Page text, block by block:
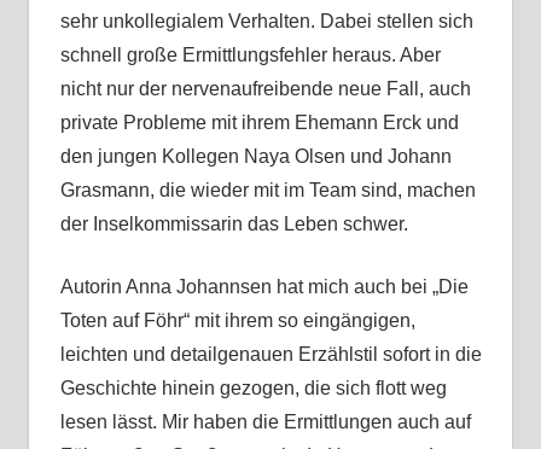
sehr unkollegialem Verhalten. Dabei stellen sich
schnell große Ermittlungsfehler heraus. Aber
nicht nur der nervenaufreibende neue Fall, auch
private Probleme mit ihrem Ehemann Erck und
den jungen Kollegen Naya Olsen und Johann
Grasmann, die wieder mit im Team sind, machen
der Inselkommissarin das Leben schwer.
Autorin Anna Johannsen hat mich auch bei „Die
Toten auf Föhr“ mit ihrem so eingängigen,
leichten und detailgenauen Erzählstil sofort in die
Geschichte hinein gezogen, die sich flott weg
lesen lässt. Mir haben die Ermittlungen auch auf